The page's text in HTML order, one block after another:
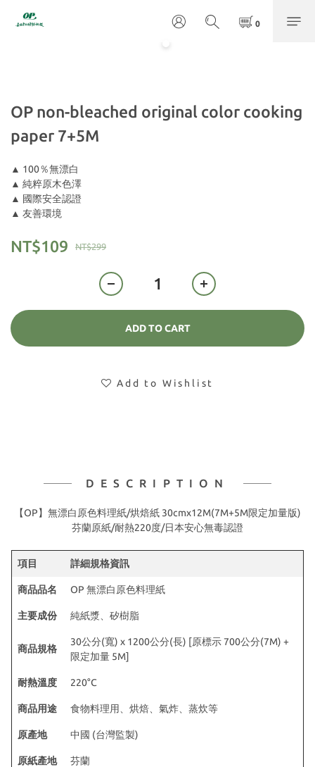
OP non-bleached original color cooking
paper 7+5M
▲ 100％無漂白
▲ 純粹原木色澤
▲ 國際安全認證
▲ 友善環境
NT$299
NT$109
ADD TO CART
Add to Wishlist
DESCRIPTION
【OP】無漂白原色料理紙/烘焙紙 30cmx12M(7M+5M限定加量版)
芬蘭原紙/耐熱220度/日本安心無毒認證
項目 詳細規格資訊
商品品名 OP 無漂白原色料理紙
主要成份 純紙漿、矽樹脂
商品規格
30公分(寬) x 1200公分(長) [原標示 700公分(7M) +
限定加量 5M]
耐熱溫度 220°C
商品用途 食物料理用、烘焙、氣炸、蒸炊等
原產地 中國 (台灣監製)
原紙產地 芬蘭